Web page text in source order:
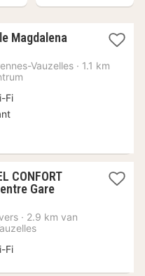
Magdalena1
vanaf
Vauzelles · 1.1 km
Fi
CONFORT
Gare1
vanaf
· 2.9 km van
Fi